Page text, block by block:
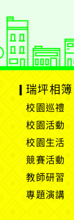
瑞坪相簿
校園巡禮
校園活動
校園生活
競賽活動
教師研習
專題演講